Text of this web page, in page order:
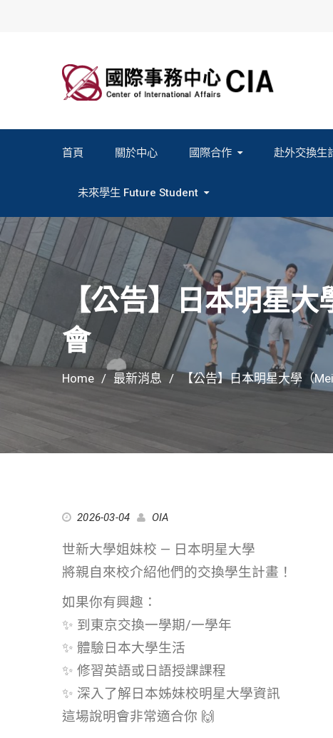
首頁 關於中心 國際合作 赴外交換生
未來學生 Future Student
【公告】日本明星
會
Home 最新消息 【公告】日本明星大學（
2026-03-04 OIA
世新大學姐妹校 — 日本明星大學
將親自來校介紹他們的交換學生計畫！
如果你有興趣：
✨ 到東京交換一學期/一學年
✨ 體驗日本大學生活
✨ 修習英語或日語授課課程
✨ 深入了解日本姊妹校明星大學資訊
這場說明會非常適合你 🙌